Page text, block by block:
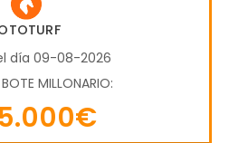
día 09-08-2026
MILLONARIO: